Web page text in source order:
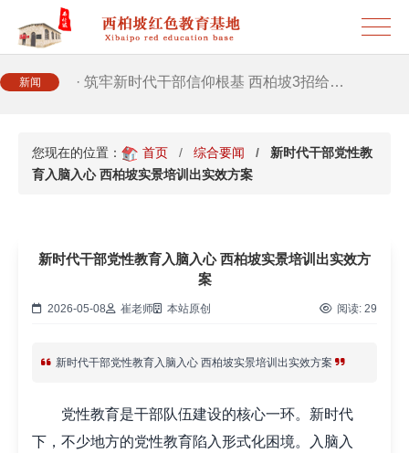
新闻
· 2026年干部培训提质增效三大路径，揭…
· 筑牢新时代干部信仰根基 西柏坡3招给…
您现在的位置： 首页 综合要闻
新时代干部党性教
育入脑入心 西柏坡实景培训出实效方案
新时代干部党性教育入脑入心 西柏坡实景培训出实效方
案
2026-05-08 崔老师 本站原创 阅读: 29
新时代干部党性教育入脑入心 西柏坡实景培训出实效方案
党性教育是干部队伍建设的核心一环。新时代
下，不少地方的党性教育陷入形式化困境。入脑入